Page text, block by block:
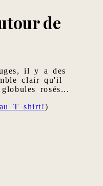
de
il y a des
clair qu'il
rosés...
T shirt!)